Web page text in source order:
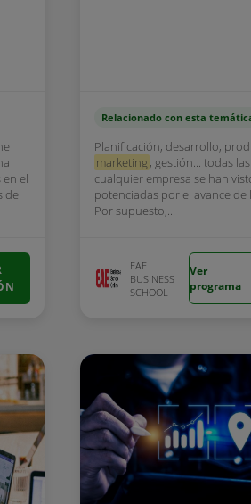
el
de
Relacionado con esta
Planificación, desarrollo,
marketing , gestión... todas
cualquier empresa se han
potenciadas por el avance de
Por supuesto,...
EAE
BUSINESS
SCHOOL
Ver
programa